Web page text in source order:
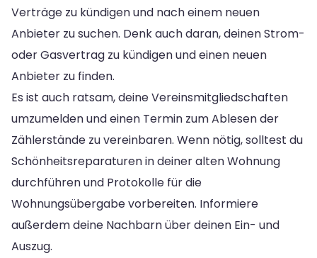
Verträge zu kündigen und nach einem neuen
Anbieter zu suchen. Denk auch daran, deinen Strom-
oder Gasvertrag zu kündigen und einen neuen
Anbieter zu finden.
Es ist auch ratsam, deine Vereinsmitgliedschaften
umzumelden und einen Termin zum Ablesen der
Zählerstände zu vereinbaren. Wenn nötig, solltest du
Schönheitsreparaturen in deiner alten Wohnung
durchführen und Protokolle für die
Wohnungsübergabe vorbereiten. Informiere
außerdem deine Nachbarn über deinen Ein- und
Auszug.